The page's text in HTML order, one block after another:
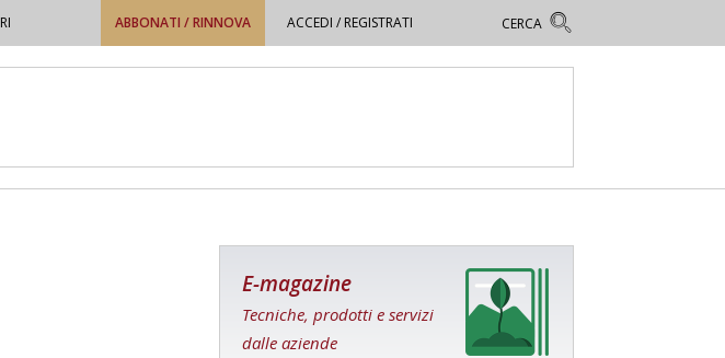
ABBONATI / RINNOVA ACCEDI / REGISTRATI
E-magazine
Tecniche, prodotti e servizi
dalle aziende